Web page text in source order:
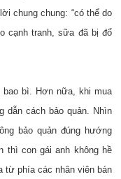
chung chung: “có thể do
cạnh tranh, sữa đã bị đổ
bao bì. Hơn nữa, khi mua
dẫn cách bảo quản. Nhìn
bảo quản đúng hướng
thì con gái anh không hề
từ phía các nhân viên bán